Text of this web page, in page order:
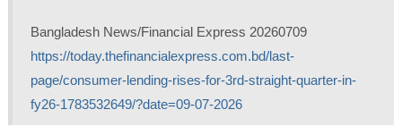
Bangladesh News/Financial Express 20260709
https://today.thefinancialexpress.com.bd/last-
page/consumer-lending-rises-for-3rd-straight-quarter-in-
fy26-1783532649/?date=09-07-2026